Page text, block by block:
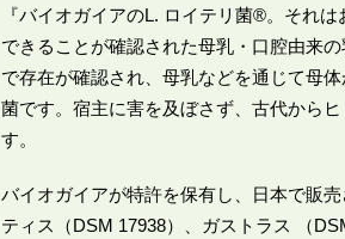
『バイオガイアのL. ロイテリ菌®。それ
できることが確認された母乳・口腔由来
で存在が確認され、母乳などを通じて母
菌です。宿主に害を及ぼさず、古代から
す。
バイオガイアが特許を保有し、日本で販
ティス（DSM 17938）、ガストラス （